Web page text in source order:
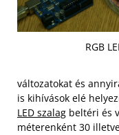
RGB
változatokat és
is kihívások elé
LED szalag beltéri és
méterenként 30